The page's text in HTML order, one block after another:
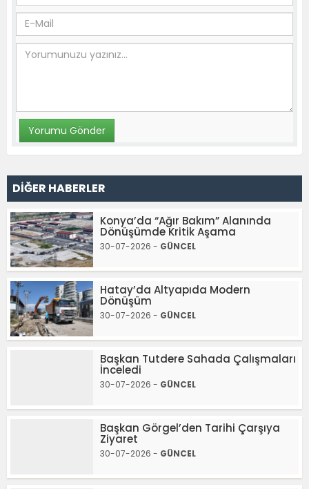
DİĞER HABERLER
Konya’da “Ağır Bakım” Alanında
Dönüşümde Kritik Aşama
30-07-2026 - GÜNCEL
Hatay’da Altyapıda Modern
Dönüşüm
30-07-2026 - GÜNCEL
Başkan Tutdere Sahada Çalışmaları
İnceledi
30-07-2026 - GÜNCEL
Başkan Görgel’den Tarihi Çarşıya
Ziyaret
30-07-2026 - GÜNCEL